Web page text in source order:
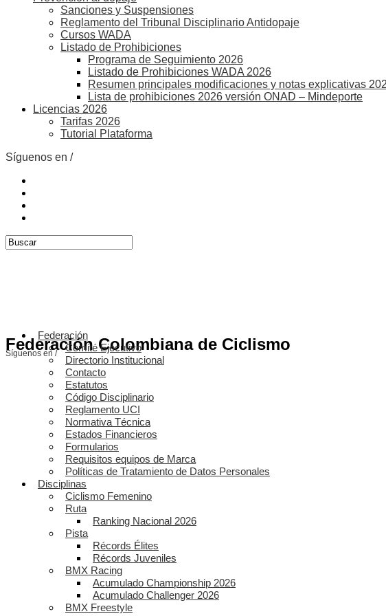
Sanciones y Suspensiones
Reglamento del Tribunal Disciplinario Antidopaje
Cursos WADA
Listado de Prohibiciones
Programa de Seguimiento 2026
Listado de Prohibiciones WADA 2026
Resumen principales modificaciones y notas explicativas
Lista de prohibiciones 2026 versión ONAD – Mindeporte
Licencias 2026
Tarifas 2026
Tutorial Plataforma
Síguenos en /
Federación Colombiana de Ciclismo
Síguenos en /
Federación
Comité Ejecutivo
Directorio Institucional
Contacto
Estatutos
Código Disciplinario
Reglamento UCI
Normativa Técnica
Estados Financieros
Formularios
Requisitos equipos de Marca
Políticas de Tratamiento de Datos Personales
Disciplinas
Ciclismo Femenino
Ruta
Ranking Nacional 2026
Pista
Récords Élites
Récords Juveniles
BMX Racing
Acumulado Championship 2026
Acumulado Challenger 2026
BMX Freestyle